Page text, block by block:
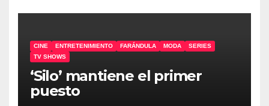
CINE ENTRETENIMIENTO FARÁNDULA MODA
SERIES
TV SHOWS
‘Silo’ mantiene el primer
puesto